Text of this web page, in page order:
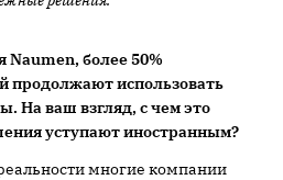
более 50%
продолжают использовать
На ваш взгляд, с чем это
уступают иностранным?
многие компании